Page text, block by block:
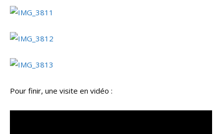
Pour finir, une visite en vidéo :